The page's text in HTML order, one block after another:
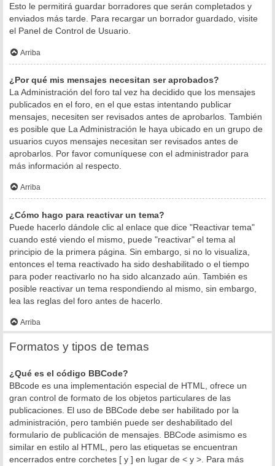
Esto le permitirá guardar borradores que serán completados y
enviados más tarde. Para recargar un borrador guardado, visite
el Panel de Control de Usuario.
Arriba
¿Por qué mis mensajes necesitan ser aprobados?
La Administración del foro tal vez ha decidido que los mensajes
publicados en el foro, en el que estas intentando publicar
mensajes, necesiten ser revisados antes de aprobarlos. También
es posible que La Administración le haya ubicado en un grupo de
usuarios cuyos mensajes necesitan ser revisados antes de
aprobarlos. Por favor comuníquese con el administrador para
más información al respecto.
Arriba
¿Cómo hago para reactivar un tema?
Puede hacerlo dándole clic al enlace que dice "Reactivar tema"
cuando esté viendo el mismo, puede "reactivar" el tema al
principio de la primera página. Sin embargo, si no lo visualiza,
entonces el tema reactivado ha sido deshabilitado o el tiempo
para poder reactivarlo no ha sido alcanzado aún. También es
posible reactivar un tema respondiendo al mismo, sin embargo,
lea las reglas del foro antes de hacerlo.
Arriba
Formatos y tipos de temas
¿Qué es el código BBCode?
BBcode es una implementación especial de HTML, ofrece un
gran control de formato de los objetos particulares de las
publicaciones. El uso de BBCode debe ser habilitado por la
administración, pero también puede ser deshabilitado del
formulario de publicación de mensajes. BBCode asimismo es
similar en estilo al HTML, pero las etiquetas se encuentran
encerrados entre corchetes [ y ] en lugar de < y >. Para más